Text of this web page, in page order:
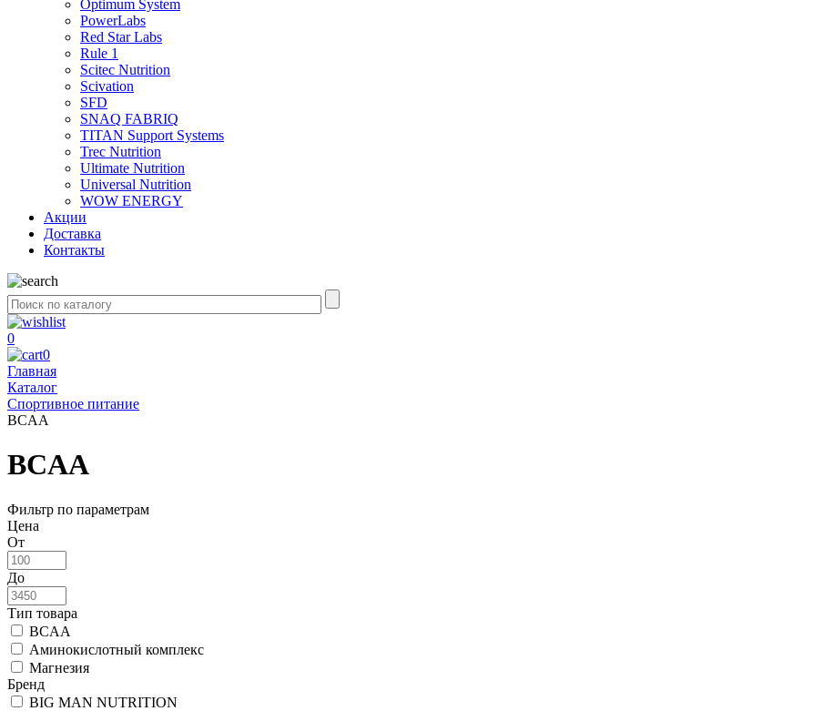
Optimum System
PowerLabs
Red Star Labs
Rule 1
Scitec Nutrition
Scivation
SFD
SNAQ FABRIQ
TITAN Support Systems
Trec Nutrition
Ultimate Nutrition
Universal Nutrition
WOW ENERGY
Акции
Доставка
Контакты
0
0
Главная
Каталог
Спортивное питание
BCAA
BCAA
Фильтр по параметрам
Цена
От
До
Тип товара
BCAA
Аминокислотный комплекс
Магнезия
Бренд
BIG MAN NUTRITION